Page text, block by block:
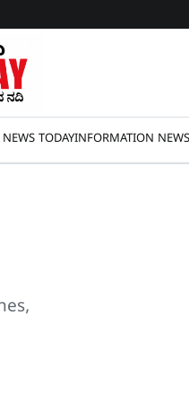
TODAYINFORMATION NEWS